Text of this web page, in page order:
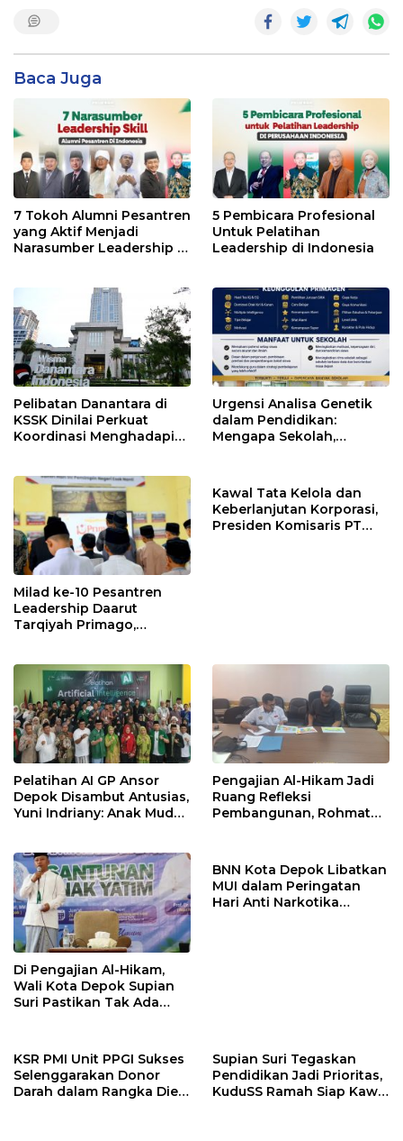
Baca Juga
7 Tokoh Alumni Pesantren
yang Aktif Menjadi
Narasumber Leadership di
5 Pembicara Profesional
Untuk Pelatihan
Leadership di Indonesia
Pelibatan Danantara di
KSSK Dinilai Perkuat
Koordinasi Menghadapi
Urgensi Analisa Genetik
dalam Pendidikan:
Mengapa Sekolah,
Menggunakan
PRIMAGEN.id
Milad ke-10 Pesantren
Leadership Daarut
Tarqiyah Primago,
Manfaat Tanpa Batas
Kawal Tata Kelola dan
Keberlanjutan Korporasi,
Presiden Komisaris PT
Pelatihan AI GP Ansor
Depok Disambut Antusias,
Yuni Indriany: Anak Muda
Pengajian Al-Hikam Jadi
Ruang Refleksi
Pembangunan, Rohmat
Di Pengajian Al-Hikam,
Wali Kota Depok Supian
Suri Pastikan Tak Ada
BNN Kota Depok Libatkan
MUI dalam Peringatan
Hari Anti Narkotika
KSR PMI Unit PPGI Sukses
Selenggarakan Donor
Darah dalam Rangka Dies
Supian Suri Tegaskan
Pendidikan Jadi Prioritas,
KuduSS Ramah Siap Kawal